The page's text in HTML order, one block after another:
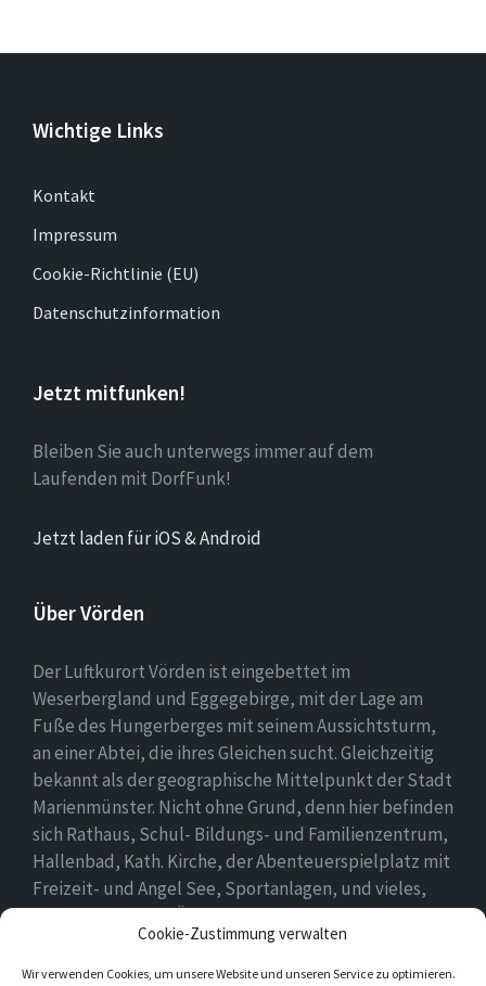
Cookie-Zustimmung verwalten
Wir verwenden Cookies, um unsere Website und unseren Service zu optimieren.
Wichtige Links
Kontakt
Impressum
Cookie-Richtlinie (EU)
Datenschutzinformation
Jetzt mitfunken!
Bleiben Sie auch unterwegs immer auf dem
Laufenden mit DorfFunk!
Jetzt laden für iOS & Android
Über Vörden
Der Luftkurort Vörden ist eingebettet im
Weserbergland und Eggegebirge, mit der Lage am
Fuße des Hungerberges mit seinem Aussichtsturm,
an einer Abtei, die ihres Gleichen sucht. Gleichzeitig
bekannt als der geographische Mittelpunkt der Stadt
Marienmünster. Nicht ohne Grund, denn hier befinden
sich Rathaus, Schul- Bildungs- und Familienzentrum,
Hallenbad, Kath. Kirche, der Abenteuerspielplatz mit
Freizeit- und Angel See, Sportanlagen, und vieles,
vieles mehr. Einen Überblick findet ihr hier auf
unserer Webseite..